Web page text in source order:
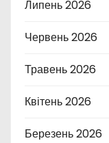
Липень 2026
Червень 2026
Травень 2026
Квітень 2026
Березень 2026